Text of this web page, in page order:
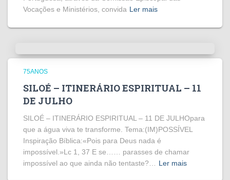
Vocações e Ministérios, convida Ler mais
75ANOS
SILOÉ – ITINERÁRIO ESPIRITUAL – 11
DE JULHO
SILOÉ – ITINERÁRIO ESPIRITUAL – 11 DE JULHOpara
que a água viva te transforme. Tema:(IM)POSSÍVEL
Inspiração Bíblica:«Pois para Deus nada é
impossível.»Lc 1, 37 E se…… parasses de chamar
impossível ao que ainda não tentaste?…
Ler mais